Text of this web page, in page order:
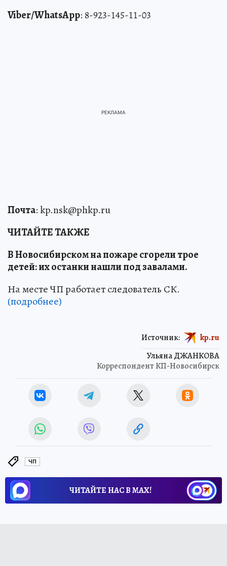
Viber/WhatsApp: 8-923-145-11-03
Почта: kp.nsk@phkp.ru
ЧИТАЙТЕ ТАКЖЕ
В Новосибирском на пожаре сгорели трое
детей: их останки нашли под завалами.
На месте ЧП работает следователь СК.
(подробнее)
Ульяна ДЖАНКОВА
Корреспондент КП-Новосибирск
Источник: kp.ru
ЧП
ЧИТАЙТЕ НАС В МАХ!